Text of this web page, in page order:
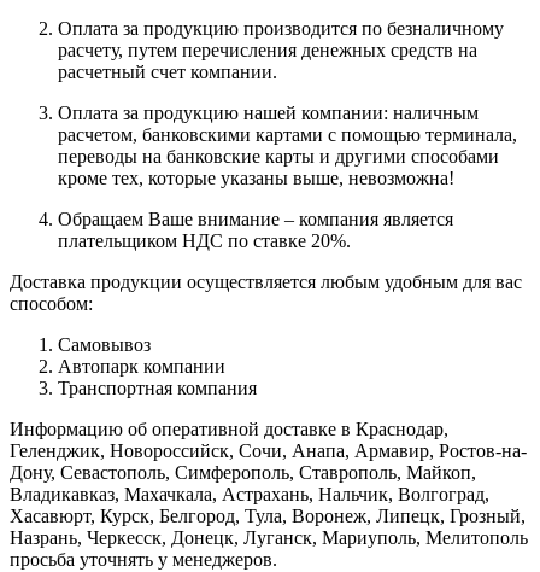
Оплата за продукцию производится по безналичному
расчету, путем перечисления денежных средств на
расчетный счет компании.
Оплата за продукцию нашей компании: наличным
расчетом, банковскими картами с помощью терминала,
переводы на банковские карты и другими способами
кроме тех, которые указаны выше, невозможна!
Обращаем Ваше внимание – компания является
плательщиком НДС по ставке 20%.
Доставка продукции осуществляется любым удобным для вас
способом:
Самовывоз
Автопарк компании
Транспортная компания
Информацию об оперативной доставке в Краснодар,
Геленджик, Новороссийск, Сочи, Анапа, Армавир, Ростов-на-
Дону, Севастополь, Симферополь, Ставрополь, Майкоп,
Владикавказ, Махачкала, Астрахань, Нальчик, Волгоград,
Хасавюрт, Курск, Белгород, Тула, Воронеж, Липецк, Грозный,
Назрань, Черкесск, Донецк, Луганск, Мариуполь, Мелитополь
просьба уточнять у менеджеров.